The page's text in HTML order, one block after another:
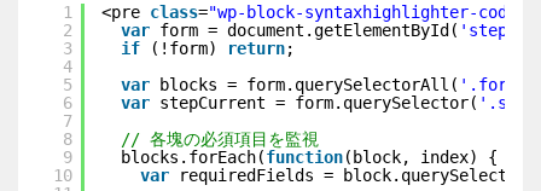
1
2
3
4
5
6
7
8
9
10
<pre class="wp-block-syntaxhighlighter-code"
var form = document.getElementById(
if
(!form) return;
var
blocks = form.querySelectorAll( '.form-
var stepCurrent = form.querySelector(
// 各塊の必須項目を監視
blocks.forEach(function(block, index) {
var
requiredFields =